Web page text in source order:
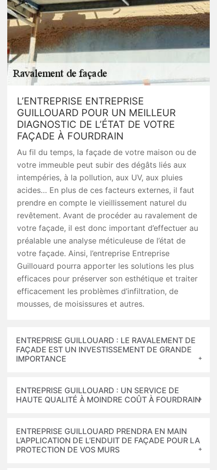
L’ENTREPRISE ENTREPRISE
GUILLOUARD POUR UN MEILLEUR
DIAGNOSTIC DE L’ÉTAT DE VOTRE
FAÇADE À FOURDRAIN
Au fil du temps, la façade de votre maison ou de
votre immeuble peut subir des dégâts liés aux
intempéries, à la pollution, aux UV, aux pluies
acides… En plus de ces facteurs externes, il faut
prendre en compte le vieillissement naturel du
revêtement. Avant de procéder au ravalement de
votre façade, il est donc important d’effectuer au
préalable une analyse méticuleuse de l’état de
votre façade. Ainsi, l’entreprise Entreprise
Guillouard pourra apporter les solutions les plus
efficaces pour préserver son esthétique et traiter
efficacement les problèmes d’infiltration, de
mousses, de moisissures et autres.
ENTREPRISE GUILLOUARD : LE RAVALEMENT DE
FAÇADE EST UN INVESTISSEMENT DE GRANDE
IMPORTANCE
ENTREPRISE GUILLOUARD : UN SERVICE DE
HAUTE QUALITÉ À MOINDRE COÛT À FOURDRAIN
ENTREPRISE GUILLOUARD PRENDRA EN MAIN
L’APPLICATION DE L’ENDUIT DE FAÇADE POUR LA
PROTECTION DE VOS MURS